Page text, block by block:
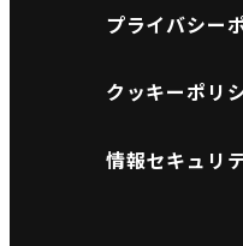
プライバシー
クッキーポリ
情報セキュリ